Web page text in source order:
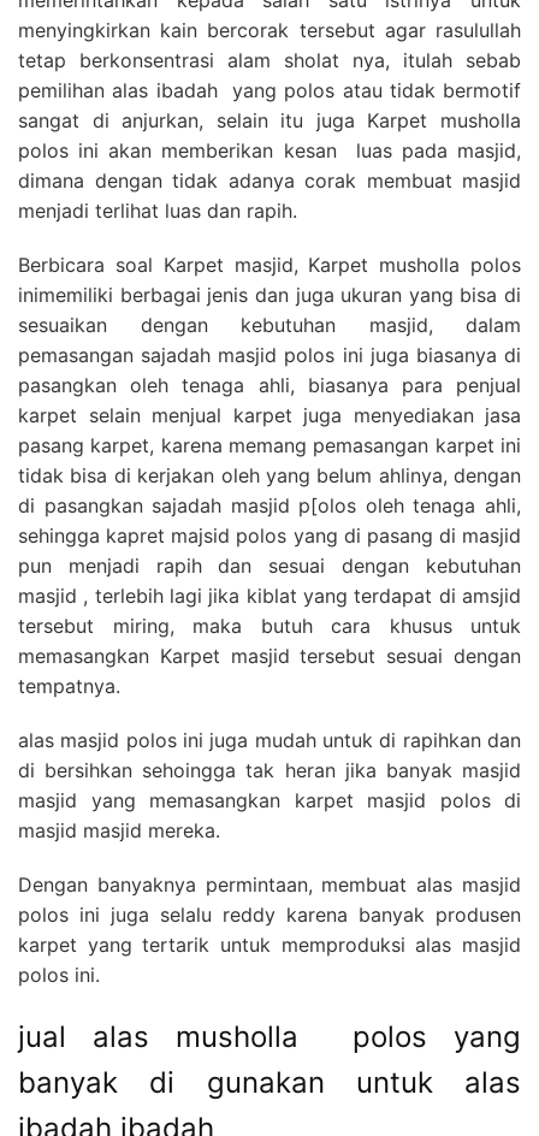
menyingkirkan kain bercorak tersebut agar rasulullah
tetap berkonsentrasi alam sholat nya, itulah sebab
pemilihan alas ibadah yang polos atau tidak bermotif
sangat di anjurkan, selain itu juga Karpet musholla
polos ini akan memberikan kesan luas pada masjid,
dimana dengan tidak adanya corak membuat masjid
menjadi terlihat luas dan rapih.
Berbicara soal Karpet masjid, Karpet musholla polos
inimemiliki berbagai jenis dan juga ukuran yang bisa di
sesuaikan dengan kebutuhan masjid, dalam
pemasangan sajadah masjid polos ini juga biasanya di
pasangkan oleh tenaga ahli, biasanya para penjual
karpet selain menjual karpet juga menyediakan jasa
pasang karpet, karena memang pemasangan karpet ini
tidak bisa di kerjakan oleh yang belum ahlinya, dengan
di pasangkan sajadah masjid p[olos oleh tenaga ahli,
sehingga kapret majsid polos yang di pasang di masjid
pun menjadi rapih dan sesuai dengan kebutuhan
masjid , terlebih lagi jika kiblat yang terdapat di amsjid
tersebut miring, maka butuh cara khusus untuk
memasangkan Karpet masjid tersebut sesuai dengan
tempatnya.
alas masjid polos ini juga mudah untuk di rapihkan dan
di bersihkan sehoingga tak heran jika banyak masjid
masjid yang memasangkan karpet masjid polos di
masjid masjid mereka.
Dengan banyaknya permintaan, membuat alas masjid
polos ini juga selalu reddy karena banyak produsen
karpet yang tertarik untuk memproduksi alas masjid
polos ini.
jual alas musholla polos yang
banyak di gunakan untuk alas
ibadah ibadah